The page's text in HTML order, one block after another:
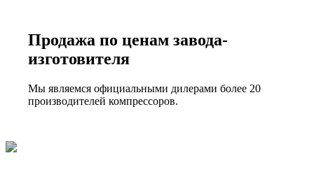
Продажа по ценам завода-
изготовителя
Мы являемся официальными дилерами более 20
производителей компрессоров.